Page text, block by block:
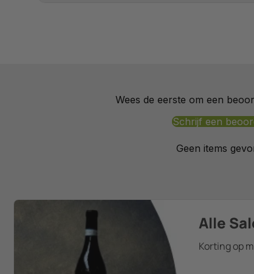
Wees de eerste om een
Schrijf een
Geen items
Alle
Korting op